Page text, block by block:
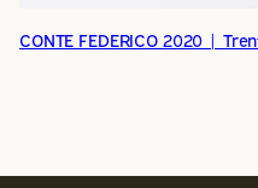
CONTE FEDERICO 2020 |